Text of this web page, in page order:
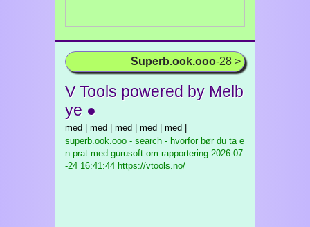
Superb.ook.ooo-28 >
V Tools powered by Melb
ye ●
med | med | med | med | med |
superb.ook.ooo - search - hvorfor bør du ta e
n prat med gurusoft om rapportering 2026-07
-24 16:41:44 https://vtools.no/